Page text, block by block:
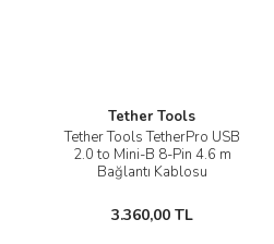
Tether Tools
Tether Tools TetherPro USB
2.0 to Mini-B 8-Pin 4.6 m
Bağlantı Kablosu
3.360,00 TL